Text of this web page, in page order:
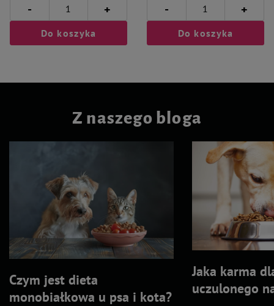
- +
Do koszyka
- +
Do koszyka
Z naszego bloga
Czym jest dieta
monobiałkowa u psa i kota?
Jaka karma
uczulonego